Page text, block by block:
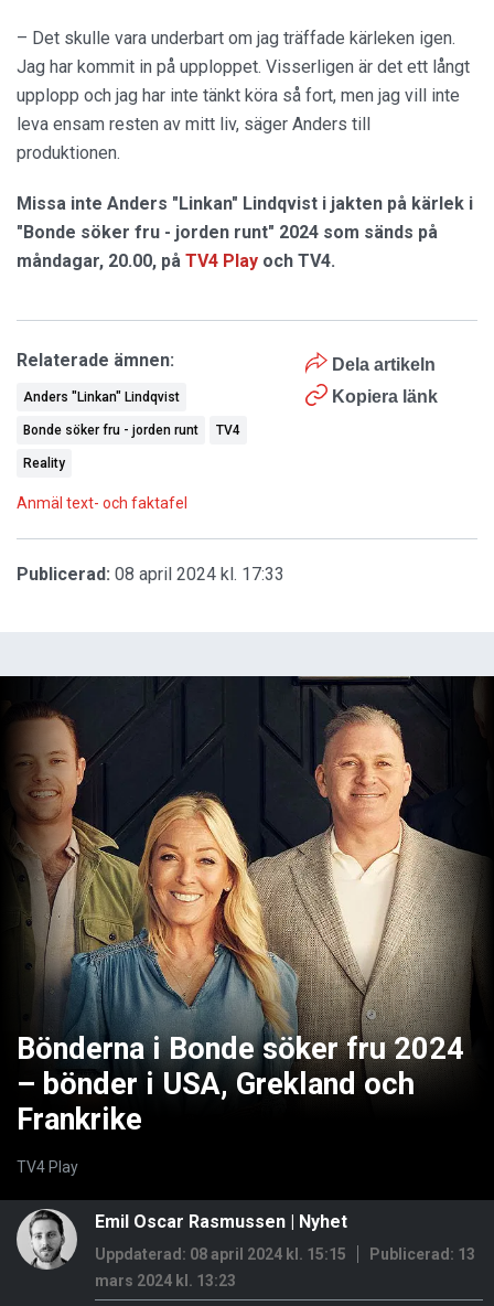
– Det skulle vara underbart om jag träffade kärleken igen.
Jag har kommit in på upploppet. Visserligen är det ett långt
upplopp och jag har inte tänkt köra så fort, men jag vill inte
leva ensam resten av mitt liv, säger Anders till
produktionen.
Missa inte Anders "Linkan" Lindqvist i jakten på kärlek i
"Bonde söker fru - jorden runt" 2024 som sänds på
måndagar, 20.00, på TV4 Play och TV4.
Dela artikeln
Kopiera länk
Relaterade ämnen:
Anders "Linkan" Lindqvist
Bonde söker fru - jorden runt TV4
Reality
Anmäl text- och faktafel
Publicerad: 08 april 2024 kl. 17:33
Bönderna i Bonde söker fru 2024
– bönder i USA, Grekland och
Frankrike
TV4 Play
Emil Oscar Rasmussen Nyhet
Uppdaterad: 08 april 2024 kl. 15:15 Publicerad: 13
mars 2024 kl. 13:23